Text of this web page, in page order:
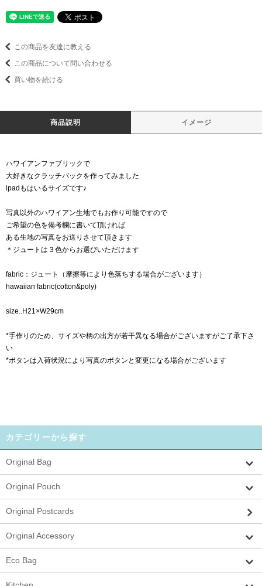
この商品を友達に教える
この商品について問い合わせる
買い物を続ける
商品説明 イメージ
ハワイアンファブリックで
大好きなクラッチバックを作ってみました
ipadもはいるサイズです♪
写真以外のハワイアン生地でもお作り可能ですので
ご希望の色を備考欄に書いて頂ければ
ある生地の写真をお送りさせて頂きます
＊ジュートは３色からお選びいただけます
fabric：ジュート（摩擦等により色落ちする場合がございます）
hawaiian fabric(cotton&poly)
size..H21×W29cm
*手作りのため、サイズや柄の出方が若干異なる場合がございますがご了承下さ
い
*ボタンは入荷状況により写真のボタンと変更になる場合がございます
カテゴリーから探す
Original Bag
Original Pouch
Original Postcards
Original Accessory
Eco Bag